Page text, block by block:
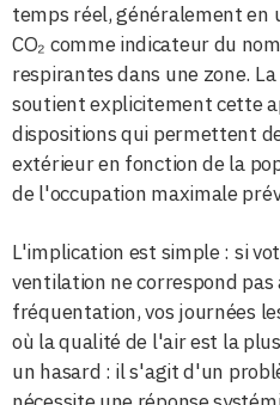
temps réel, généralement en
CO₂ comme indicateur du
respirantes dans une zone.
soutient explicitement cette
dispositions qui permettent
extérieur en fonction de la
de l'occupation maximale
L'implication est simple : si
ventilation ne correspond pas
fréquentation, vos journées
où la qualité de l'air est la
un hasard : il s'agit d'un